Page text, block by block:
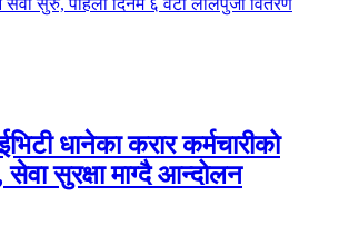
धानेका करार कर्मचारीको
सेवा सुरक्षा माग्दै आन्दोलन